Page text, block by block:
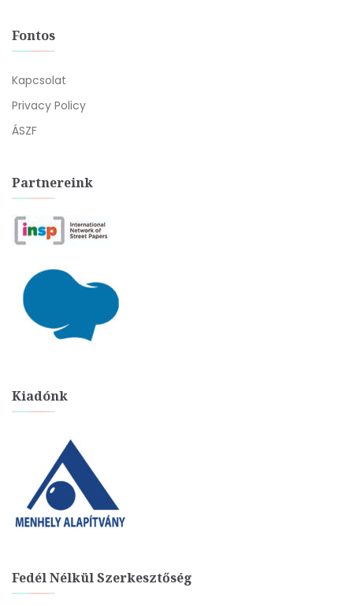
Fontos
Kapcsolat
Privacy Policy
ÁSZF
Partnereink
Kiadónk
Fedél Nélkül Szerkesztőség